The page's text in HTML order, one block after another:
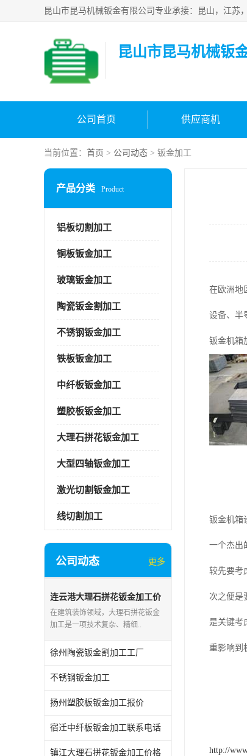
昆山市昆马机械钣
公司首页 供应商机
当前位置： 首页 > 公司动态 > 钣金加工
产品分类 Product
铝板切割加工
铜板钣金加工
玻璃钣金加工
陶瓷钣金割加工
不锈钢钣金加工
铁板钣金加工
中纤板钣金加工
塑胶板钣金加工
大理石拼花钣金加工
大型四轴钣金加工
激光切割钣金加工
线切割加工
公司动态 更多
连云港大理石拼花钣金加工价
格
在建筑装饰领域，大理石拼花钣金
加工是一项技术复杂、精细..
徐州陶瓷钣金割加工工厂
不锈钢钣金加工
扬州塑胶板钣金加工报价
宿迁中纤板钣金加工联系电话
镇江大理石拼花钣金加工价格
在欧洲地
设备、半
钣金机箱
钣金机箱
一个杰出
较先要考
次之便是
是关键考
重影响到
http://